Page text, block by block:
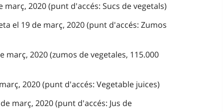
març, 2020 (punt d'accés: Sucs de vegetals)
el 19 de març, 2020 (punt d'accés: Zumos
març, 2020 (zumos de vegetales, 115.000
2020 (punt d'accés: Vegetable juices)
març, 2020 (punt d'accés: Jus de